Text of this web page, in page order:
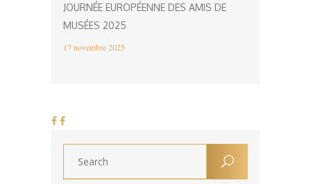
JOURNÉE EUROPÉENNE DES AMIS DE
MUSÉES 2025
17 novembre 2025